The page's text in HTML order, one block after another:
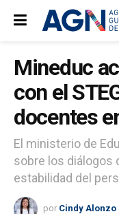
Mineduc
con el
docentes
El ministerio de
sobre los diálogos
estabilidad del
por Cindy Alonzo